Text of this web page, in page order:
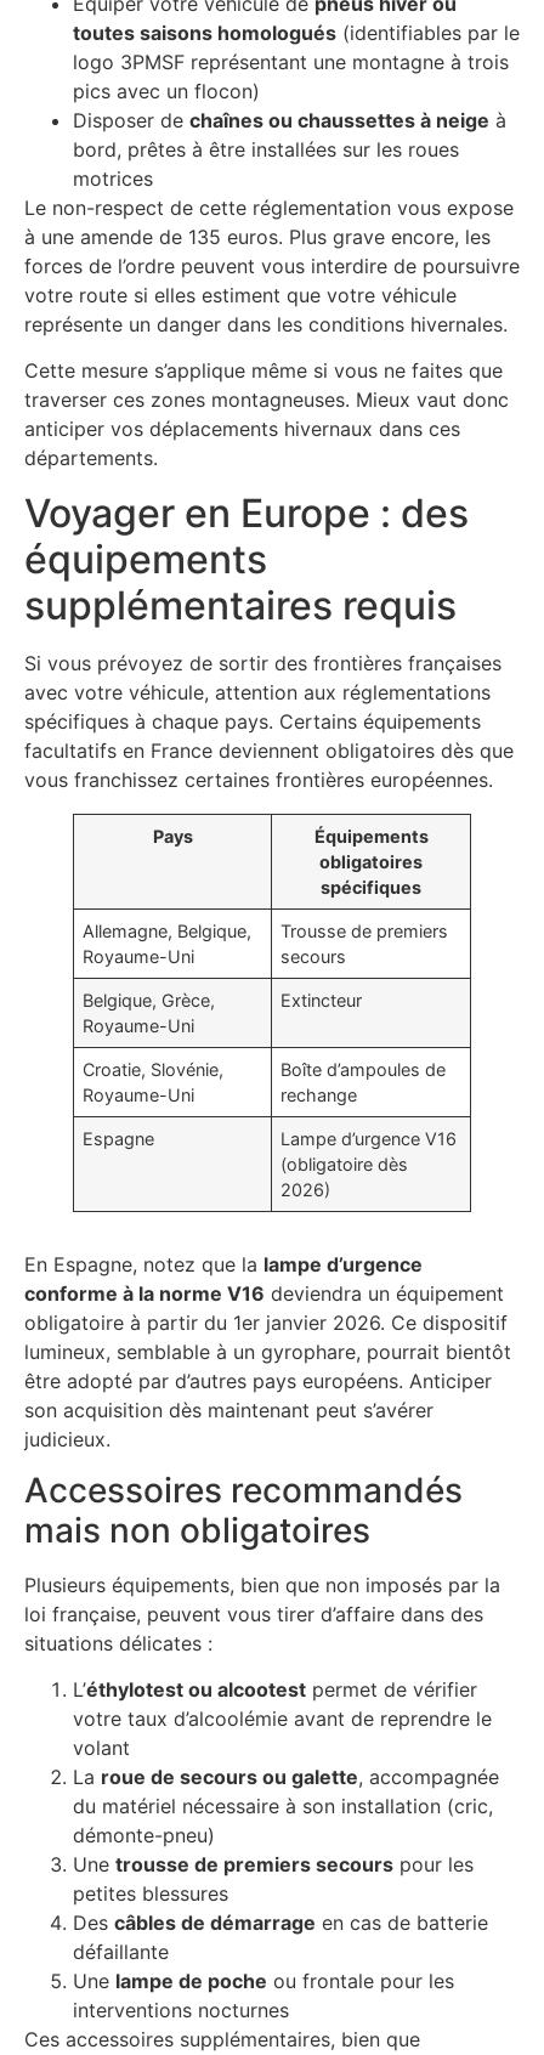
toutes saisons homologués (identifiables par le
logo 3PMSF représentant une montagne à trois
pics avec un flocon)
Disposer de chaînes ou chaussettes à neige à
bord, prêtes à être installées sur les roues
motrices
Le non-respect de cette réglementation vous expose
à une amende de 135 euros. Plus grave encore, les
forces de l’ordre peuvent vous interdire de poursuivre
votre route si elles estiment que votre véhicule
représente un danger dans les conditions hivernales.
Cette mesure s’applique même si vous ne faites que
traverser ces zones montagneuses. Mieux vaut donc
anticiper vos déplacements hivernaux dans ces
départements.
Voyager en Europe : des
équipements
supplémentaires requis
Si vous prévoyez de sortir des frontières françaises
avec votre véhicule, attention aux réglementations
spécifiques à chaque pays. Certains équipements
facultatifs en France deviennent obligatoires dès que
vous franchissez certaines frontières européennes.
Pays
Équipements
obligatoires
spécifiques
Allemagne, Belgique,
Royaume-Uni
Trousse de premiers
secours
Belgique, Grèce,
Royaume-Uni
Extincteur
Croatie, Slovénie,
Royaume-Uni
Boîte d’ampoules de
rechange
Espagne
Lampe d’urgence V16
(obligatoire dès
2026)
En Espagne, notez que la lampe d’urgence
conforme à la norme V16 deviendra un équipement
obligatoire à partir du 1er janvier 2026. Ce dispositif
lumineux, semblable à un gyrophare, pourrait bientôt
être adopté par d’autres pays européens. Anticiper
son acquisition dès maintenant peut s’avérer
judicieux.
Accessoires recommandés
mais non obligatoires
Plusieurs équipements, bien que non imposés par la
loi française, peuvent vous tirer d’affaire dans des
situations délicates :
L’éthylotest ou alcootest permet de vérifier
votre taux d’alcoolémie avant de reprendre le
volant
La roue de secours ou galette, accompagnée
du matériel nécessaire à son installation (cric,
démonte-pneu)
Une trousse de premiers secours pour les
petites blessures
Des câbles de démarrage en cas de batterie
défaillante
Une lampe de poche ou frontale pour les
interventions nocturnes
Ces accessoires supplémentaires, bien que